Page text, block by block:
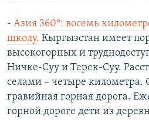
- Азия 360°: восемь
школу. Кыргызстан имеет
высокогорных и
Ничке-Суу и Терек-Суу.
селами – четыре километра.
гравийная горная дорога.
горной дороге дети из